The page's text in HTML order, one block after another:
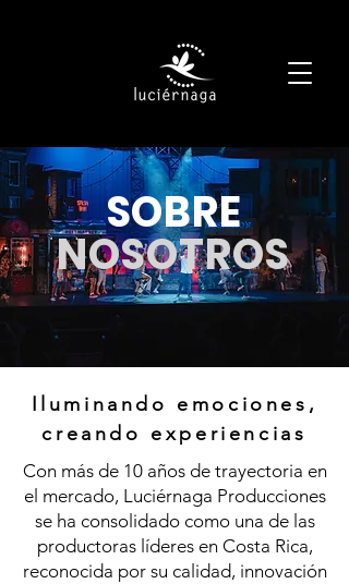
SOBRE
NOSOTROS
Iluminando emociones,
creando experiencias
Con más de 10 años de trayectoria en
el mercado, Luciérnaga Producciones
se ha consolidado como una de las
productoras líderes en Costa Rica,
reconocida por su calidad, innovación